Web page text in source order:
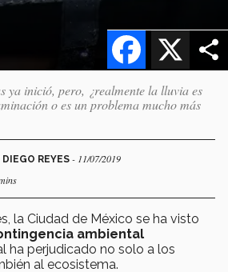
X
Facebook
ya inició, pero, ¿realmente la lluvia es
o es un problema mucho más
REYES - 11/07/2019
la Ciudad de México se ha visto
ambiental
ha perjudicado no solo a los
al ecosistema.